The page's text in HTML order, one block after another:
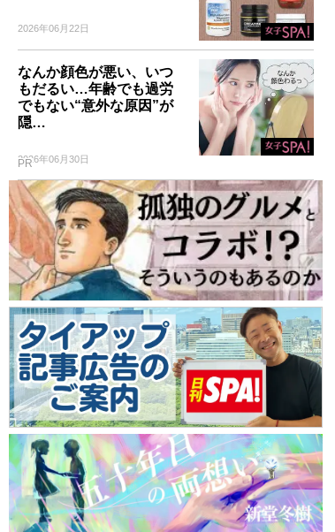
2026年06月22日
なんか顔色が悪い、いつ
もだるい…年齢でも過労
でもない“意外な原因”が
隠…
2026年06月30日
PR